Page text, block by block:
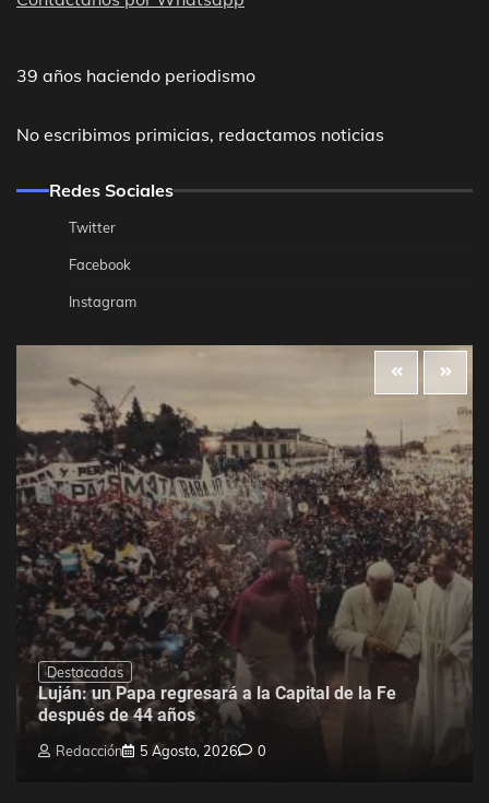
39 años haciendo periodismo
No escribimos primicias, redactamos noticias
Redes Sociales
Twitter
Facebook
Instagram
Destacadas
Luján: un Papa regresará a la Capital de la Fe
después de 44 años
Redacción 5 Agosto, 2026 0